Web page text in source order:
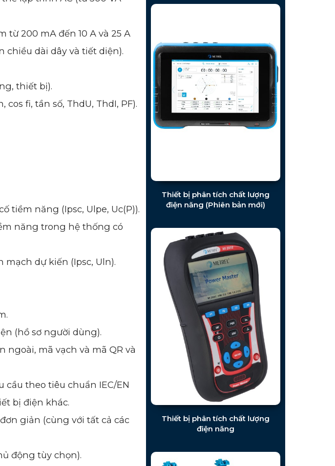
200 mA đến 10 A và 25 A
dài dây và tiết diện).
thiết bị).
fi, tần số, ThdU, ThdI, PF).
tiềm năng (Ipsc, Ulpe, Uc(P)).
năng trong hệ thống có
dự kiến (Ipsc, Uln).
(hồ sơ người dùng).
ngoài, mã vạch và mã QR và
cầu theo tiêu chuẩn IEC/EN
bị điện khác.
giản (cùng với tất cả các
động tùy chọn).
Thiết bị phân tích chất lượng
điện năng (Phiên bản mới)
Thiết bị phân tích chất lượng
điện năng